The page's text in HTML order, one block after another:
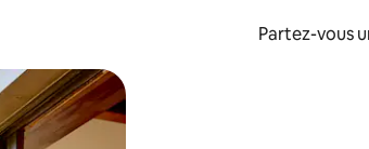
Partez-vous